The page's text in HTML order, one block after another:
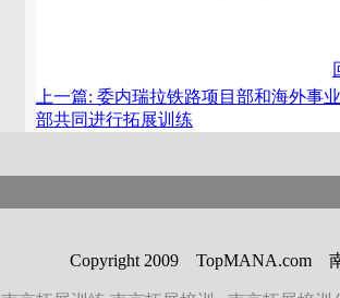
上一篇: 委内瑞拉铁路项目部和海外事业
部共同进行拓展训练
Copyright 2009 TopMANA.com